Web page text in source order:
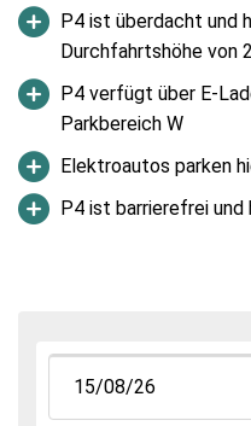
P4 ist überdacht und
Durchfahrtshöhe von
P4 verfügt über E-
Parkbereich W
Elektroautos parken
P4 ist barrierefrei und